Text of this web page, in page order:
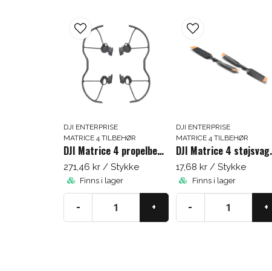
DJI ENTERPRISE
MATRICE 4 TILBEHØR
DJI Matrice 4 propelbeskyttere
271,46 kr / Stykke
Finns i lager
- +
DJI ENTERPRISE
MATRICE 4 TILBEHØR
DJI
17,68 kr / Stykke
Finns i lager
- +